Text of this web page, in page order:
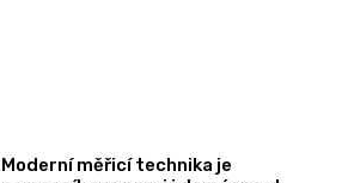
Moderní měřicí technika je